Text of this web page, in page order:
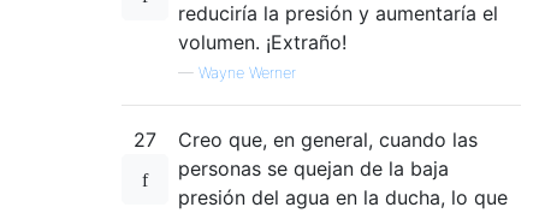
reduciría la presión y aumentaría el
volumen. ¡Extraño!
— Wayne Werner
27
Creo que, en general, cuando las
personas se quejan de la baja
presión del agua en la ducha, lo que